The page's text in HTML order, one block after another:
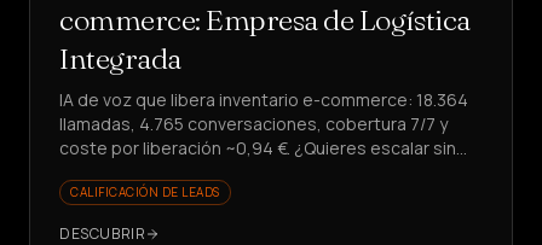
commerce: Empresa de Logística
Integrada
IA de voz que libera inventario e-commerce: 18.364
llamadas, 4.765 conversaciones, cobertura 7/7 y
coste por liberación ~0,94 €. ¿Quieres escalar sin
CALIFICACIÓN DE LEADS
DESCUBRIR